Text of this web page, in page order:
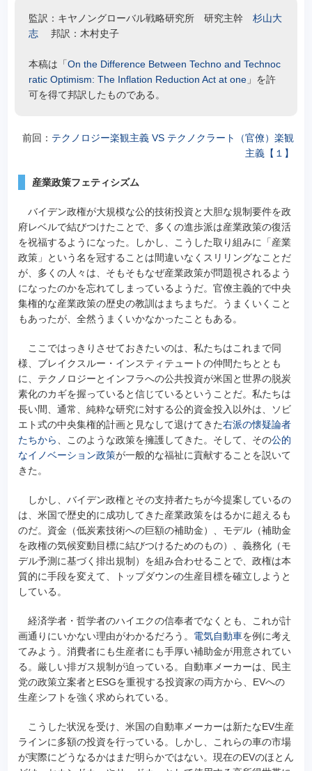
e
監訳：キヤノングローバル戦略研究所 研究主幹 杉山大
志
邦訳：木村史子
本稿は「On the Difference Between Techno and Technoc
ratic Optimism: The Inflation Reduction Act at one」を許
可を得て邦訳したものである。
前回： テクノロジー楽観主義 VS テクノクラート（官僚）楽観
主義【１】
産業政策フェティシズム
バイデン政権が大規模な公的技術投資と大胆な規制要件を政
府レベルで結びつけたことで、多くの進歩派は産業政策の復活
を祝福するようになった。しかし、こうした取り組みに「産業
政策」という名を冠することは間違いなくスリリングなことだ
が、多くの人々は、そもそもなぜ産業政策が問題視されるよう
になったのかを忘れてしまっているようだ。官僚主義的で中央
集権的な産業政策の歴史の教訓はまちまちだ。うまくいくこと
もあったが、全然うまくいかなかったこともある。
ここではっきりさせておきたいのは、私たちはこれまで同
様、ブレイクスルー・インスティテュートの仲間たちととも
に、テクノロジーとインフラへの公共投資が米国と世界の脱炭
素化のカギを握っていると信じているということだ。私たちは
長い間、通常、純粋な研究に対する公的資金投入以外は、ソビ
エト式の中央集権的計画と見なして退けてきた右派の懐疑論者
たちから
、このような政策を擁護してきた。そして、その公的
なイノベーション政策が一般的な福祉に貢献することを説いて
きた。
しかし、バイデン政権とその支持者たちが今提案しているの
は、米国で歴史的に成功してきた産業政策をはるかに超えるも
のだ。資金（低炭素技術への巨額の補助金）、モデル（補助金
を政権の気候変動目標に結びつけるためのもの）、義務化（モ
デル予測に基づく排出規制）を組み合わせることで、政権は本
質的に手段を変えて、トップダウンの生産目標を確立しようと
している。
経済学者・哲学者のハイエクの信奉者でなくとも、これが計
画通りにいかない理由がわかるだろう。 電気自動車を例に考え
てみよう。消費者にも生産者にも手厚い補助金が用意されてい
る。厳しい排ガス規制が迫っている。自動車メーカーは、民主
党の政策立案者とESGを重視する投資家の両方から、EVへの
生産シフトを強く求められている。
こうした状況を受け、米国の自動車メーカーは新たなEV生産
ラインに多額の投資を行っている。しかし、これらの車の市場
が実際にどうなるかはまだ明らかではない。現在のEVのほとん